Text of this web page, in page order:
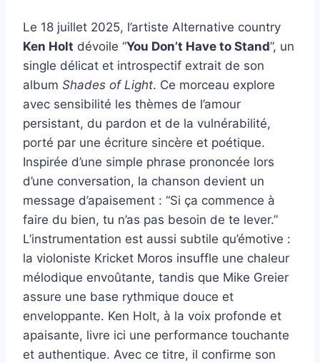
Le 18 juillet 2025, l’artiste Alternative country
Ken Holt dévoile “You Don’t Have to Stand”, un
single délicat et introspectif extrait de son
album Shades of Light. Ce morceau explore
avec sensibilité les thèmes de l’amour
persistant, du pardon et de la vulnérabilité,
porté par une écriture sincère et poétique.
Inspirée d’une simple phrase prononcée lors
d’une conversation, la chanson devient un
message d’apaisement : “Si ça commence à
faire du bien, tu n’as pas besoin de te lever.”
L’instrumentation est aussi subtile qu’émotive :
la violoniste Kricket Moros insuffle une chaleur
mélodique envoûtante, tandis que Mike Greier
assure une base rythmique douce et
enveloppante. Ken Holt, à la voix profonde et
apaisante, livre ici une performance touchante
et authentique. Avec ce titre, il confirme son